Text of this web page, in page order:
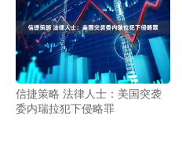
信捷策略 法律人士：美国突袭
委内瑞拉犯下侵略罪